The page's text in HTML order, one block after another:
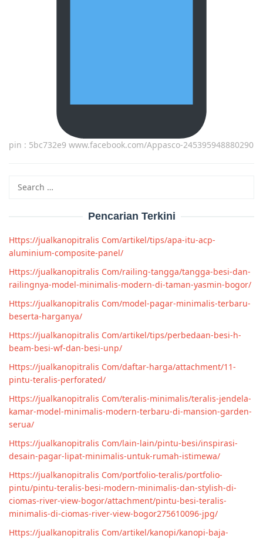
pin : 5bc732e9 www.facebook.com/Appasco-245395948880290
for:
Pencarian Terkini
Https://jualkanopitralis Com/artikel/tips/apa-itu-acp-
aluminium-composite-panel/
Https://jualkanopitralis Com/railing-tangga/tangga-besi-dan-
railingnya-model-minimalis-modern-di-taman-yasmin-bogor/
Https://jualkanopitralis Com/model-pagar-minimalis-terbaru-
beserta-harganya/
Https://jualkanopitralis Com/artikel/tips/perbedaan-besi-h-
beam-besi-wf-dan-besi-unp/
Https://jualkanopitralis Com/daftar-harga/attachment/11-
pintu-teralis-perforated/
Https://jualkanopitralis Com/teralis-minimalis/teralis-jendela-
kamar-model-minimalis-modern-terbaru-di-mansion-garden-
serua/
Https://jualkanopitralis Com/lain-lain/pintu-besi/inspirasi-
desain-pagar-lipat-minimalis-untuk-rumah-istimewa/
Https://jualkanopitralis Com/portfolio-teralis/portfolio-
pintu/pintu-teralis-besi-modern-minimalis-dan-stylish-di-
ciomas-river-view-bogor/attachment/pintu-besi-teralis-
minimalis-di-ciomas-river-view-bogor275610096-jpg/
Https://jualkanopitralis Com/artikel/kanopi/kanopi-baja-